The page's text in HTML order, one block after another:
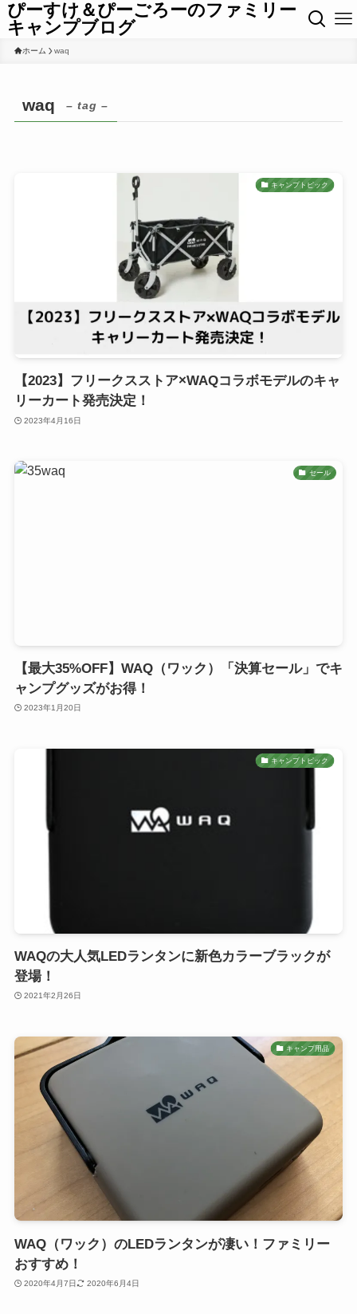
ぴーすけ＆ぴーごろーのファミリー
キャンプブログ
ホーム waq
waq – tag –
キャンプトピック
【2023】フリークスストア×WAQコラボモデルのキャ
リーカート発売決定！
2023年4月16日
セール
【最大35%OFF】WAQ（ワック）「決算セール」でキ
ャンプグッズがお得！
2023年1月20日
キャンプトピック
WAQの大人気LEDランタンに新色カラーブラックが
登場！
2021年2月26日
キャンプ用品
WAQ（ワック）のLEDランタンが凄い！ファミリー
おすすめ！
2020年4月7日 2020年6月4日